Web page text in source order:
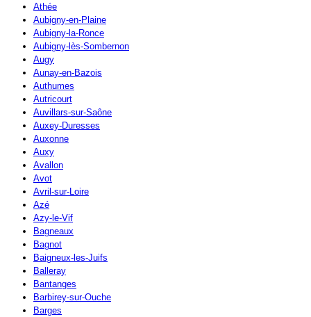
Athée
Aubigny-en-Plaine
Aubigny-la-Ronce
Aubigny-lès-Sombernon
Augy
Aunay-en-Bazois
Authumes
Autricourt
Auvillars-sur-Saône
Auxey-Duresses
Auxonne
Auxy
Avallon
Avot
Avril-sur-Loire
Azé
Azy-le-Vif
Bagneaux
Bagnot
Baigneux-les-Juifs
Balleray
Bantanges
Barbirey-sur-Ouche
Barges